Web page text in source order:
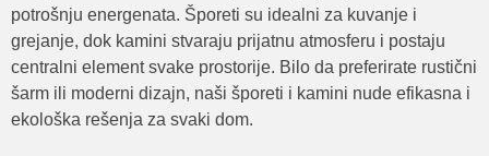
potrošnju energenata. Šporeti su idealni za kuvanje i
grejanje, dok kamini stvaraju prijatnu atmosferu i postaju
centralni element svake prostorije. Bilo da preferirate rustični
šarm ili moderni dizajn, naši šporeti i kamini nude efikasna i
ekološka rešenja za svaki dom.